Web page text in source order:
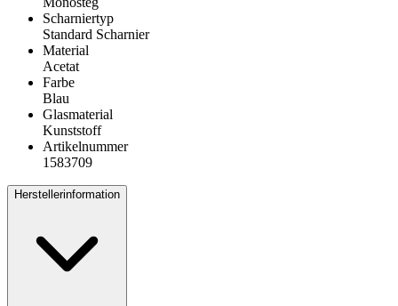
Scharniertyp
Standard Scharnier
Material
Acetat
Farbe
Blau
Glasmaterial
Kunststoff
Artikelnummer
1583709
Herstellerinformation